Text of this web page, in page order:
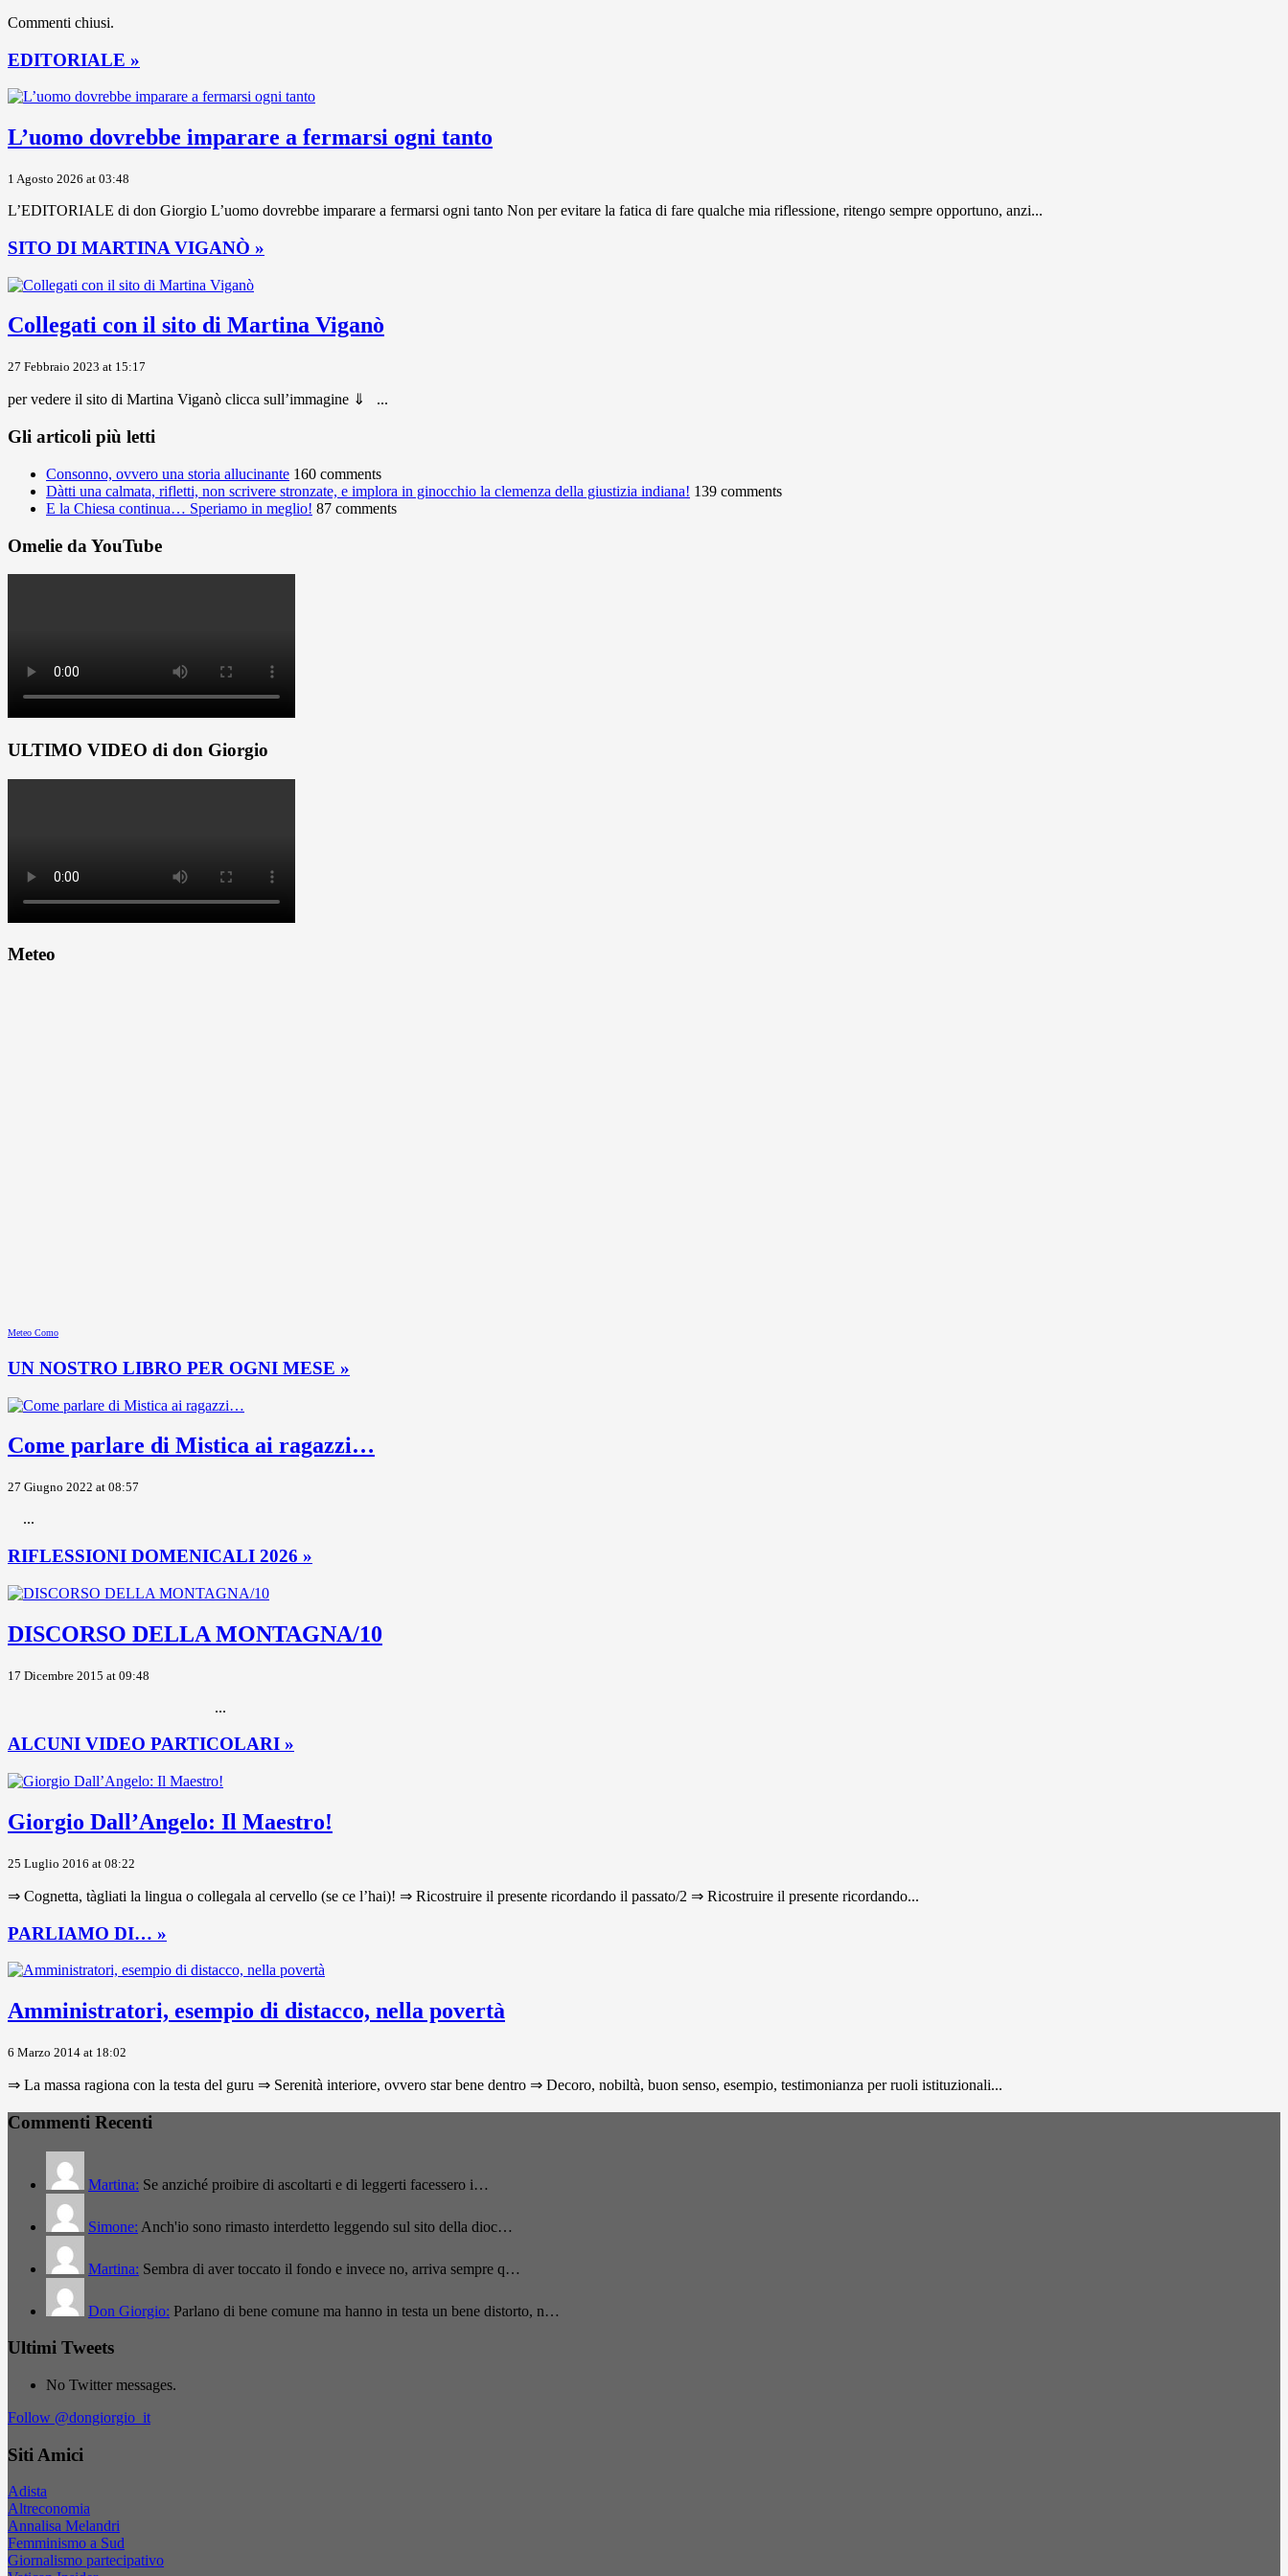
Commenti chiusi.
EDITORIALE »
L’uomo dovrebbe imparare a fermarsi ogni tanto
1 Agosto 2026 at 03:48
L’EDITORIALE di don Giorgio L’uomo dovrebbe imparare a fermarsi ogni tanto Non per evitare la fatica di fare qualche mia riflessione, ritengo sempre opportuno, anzi...
SITO DI MARTINA VIGANÒ »
Collegati con il sito di Martina Viganò
27 Febbraio 2023 at 15:17
per vedere il sito di Martina Viganò clicca sull’immagine ⇓ ...
Gli articoli più letti
Consonno, ovvero una storia allucinante 160 comments
Dàtti una calmata, rifletti, non scrivere stronzate, e implora in ginocchio la clemenza della giustizia indiana! 139 comments
E la Chiesa continua… Speriamo in meglio! 87 comments
Omelie da YouTube
ULTIMO VIDEO di don Giorgio
Meteo
Meteo Como
UN NOSTRO LIBRO PER OGNI MESE »
Come parlare di Mistica ai ragazzi…
27 Giugno 2022 at 08:57
...
RIFLESSIONI DOMENICALI 2026 »
DISCORSO DELLA MONTAGNA/10
17 Dicembre 2015 at 09:48
...
ALCUNI VIDEO PARTICOLARI »
Giorgio Dall’Angelo: Il Maestro!
25 Luglio 2016 at 08:22
⇒ Cognetta, tàgliati la lingua o collegala al cervello (se ce l’hai)! ⇒ Ricostruire il presente ricordando il passato/2 ⇒ Ricostruire il presente ricordando...
PARLIAMO DI… »
Amministratori, esempio di distacco, nella povertà
6 Marzo 2014 at 18:02
⇒ La massa ragiona con la testa del guru ⇒ Serenità interiore, ovvero star bene dentro ⇒ Decoro, nobiltà, buon senso, esempio, testimonianza per ruoli istituzionali...
Commenti Recenti
Martina: Se anziché proibire di ascoltarti e di leggerti facessero i…
Simone: Anch'io sono rimasto interdetto leggendo sul sito della dioc…
Martina: Sembra di aver toccato il fondo e invece no, arriva sempre q…
Don Giorgio: Parlano di bene comune ma hanno in testa un bene distorto, n…
Ultimi Tweets
No Twitter messages.
Follow @dongiorgio_it
Siti Amici
Adista
Altreconomia
Annalisa Melandri
Femminismo a Sud
Giornalismo partecipativo